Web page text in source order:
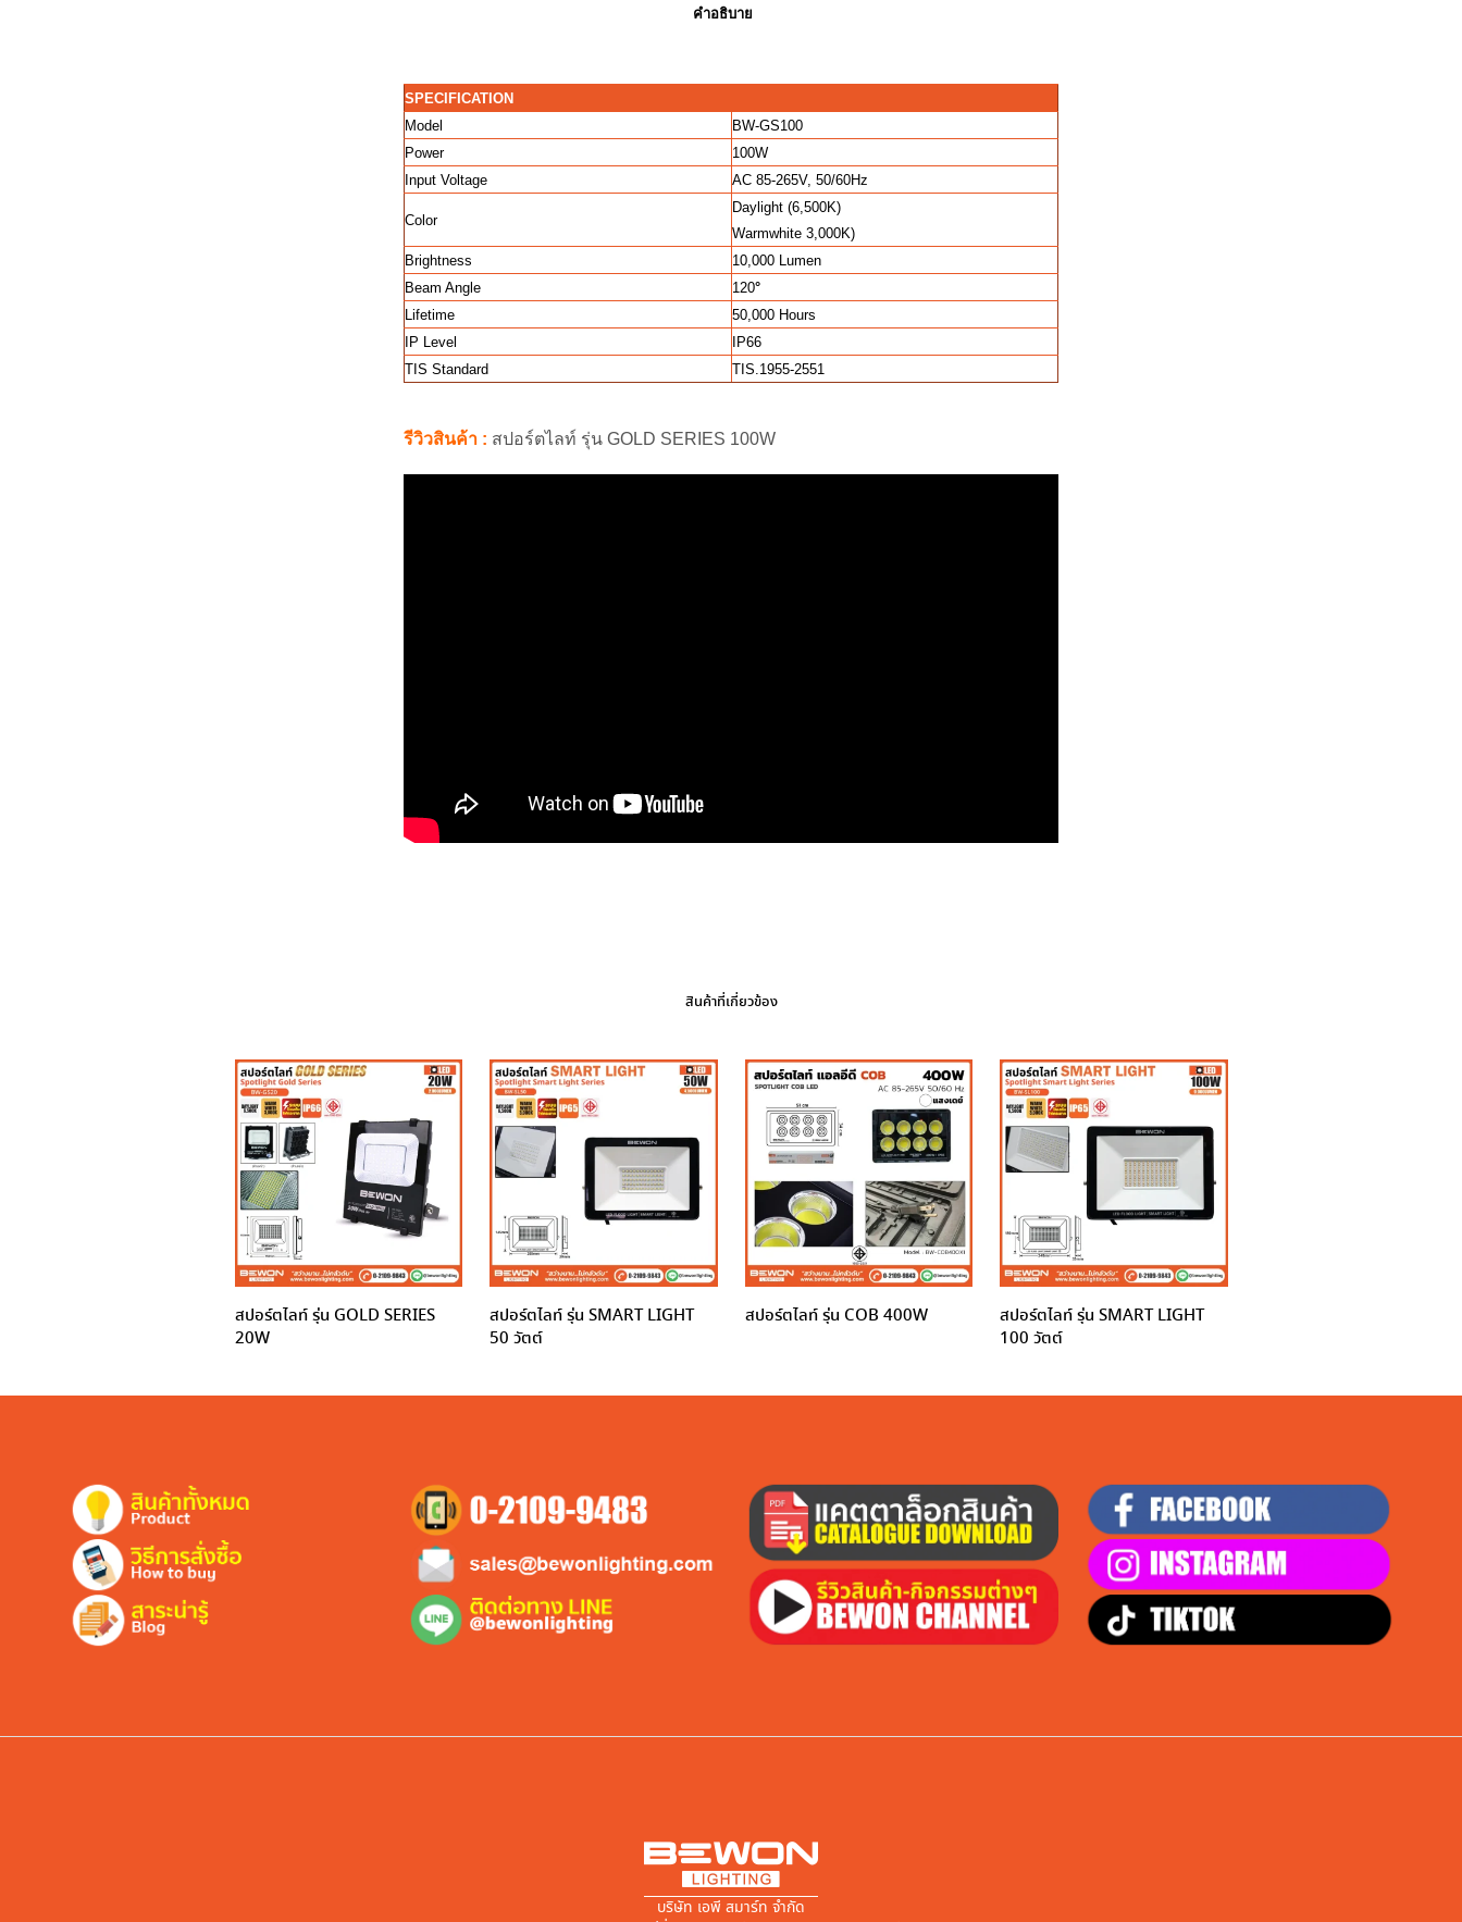
คำอธิบาย
SPECIFICATION
Model
BW-GS100
Power
100W
Input Voltage
AC 85-265V, 50/60Hz
Color
Daylight (6,500K)
Warmwhite 3,000K)
Brightness
10,000 Lumen
Beam Angle
120°
Lifetime
50,000 Hours
IP Level
IP66
TIS Standard
TIS.1955-2551
รีวิวสินค้า : สปอร์ตไลท์ รุ่น GOLD SERIES 100W
สินค้าที่เกี่ยวข้อง
สปอร์ตไลท์ รุ่น GOLD SERIES
20W
สปอร์ตไลท์ รุ่น SMART LIGHT
50 วัตต์
สปอร์ตไลท์ รุ่น COB 400W
สปอร์ตไลท์ รุ่น SMART LIGHT
100 วัตต์
บริษัท เอพี สมาร์ท จำกัด